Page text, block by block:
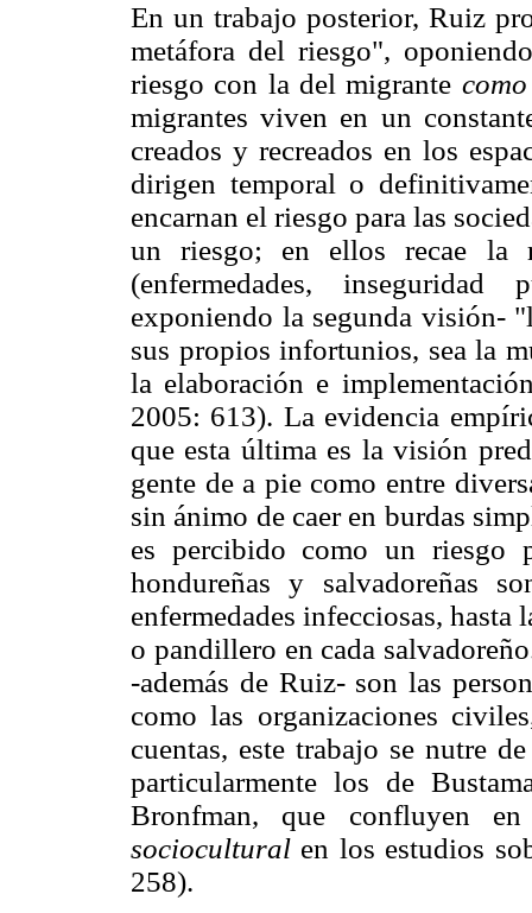
En un trabajo posterior, Ruiz
metáfora del riesgo",
riesgo con la del migrante como
migrantes viven en un
creados y recreados en los
dirigen temporal o
encarnan el riesgo para las
un riesgo; en ellos recae la
(enfermedades,
exponiendo la segunda visión-
sus propios infortunios, sea la
la elaboración e
2005: 613). La evidencia
que esta última es la visión
gente de a pie como entre
sin ánimo de caer en burdas
es percibido como un riesgo
hondureñas y salvadoreñas
enfermedades infecciosas,
o pandillero en cada
-además de Ruiz- son las
como las organizaciones
cuentas, este trabajo se nutre
particularmente los de
Bronfman, que confluyen
sociocultural en los estudios
258).